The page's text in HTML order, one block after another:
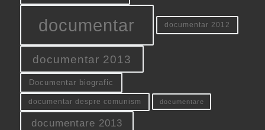
documentar documentar 2012
documentar 2013
Documentar biografic
documentar despre comunism documentare
documentare 2013